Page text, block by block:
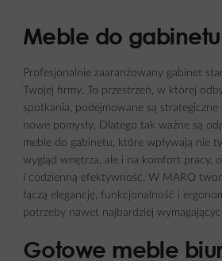
Meble do gabinetu
Profesjonalnie zaaranżowany gabinet
Twojej firmy. To przestrzeń, w której
spotkania, podejmowane są strategiczne
nowe pomysły. Dlatego tak ważne są
meble do gabinetu, które wpływają nie
wygląd wnętrza, ale i na komfort pracy,
i codzienną efektywność. W MARO
łączą elegancję, funkcjonalność i
potrzeby nawet najbardziej
Gotowe meble